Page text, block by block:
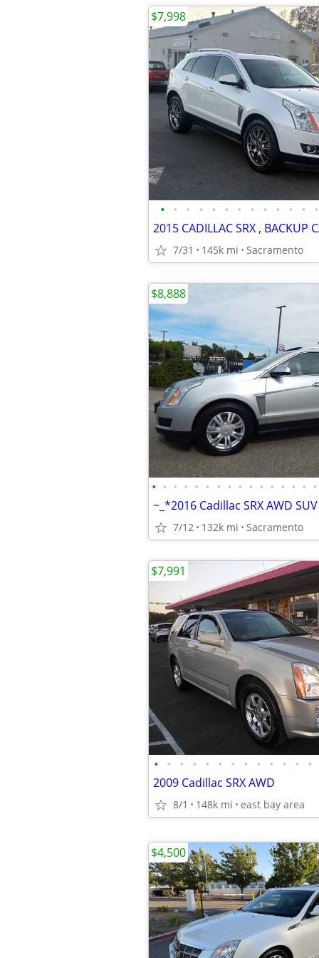
• • • • • • • • • • • • •
7/31 145k mi Sacramento
$7,998
• • • • • • • • • • • • • • • •
7/12 132k mi Sacramento
$8,888
• • • • • • • • • • • • •
2009 Cadillac SRX AWD
8/1 148k mi east bay area
$7,991
$4,500